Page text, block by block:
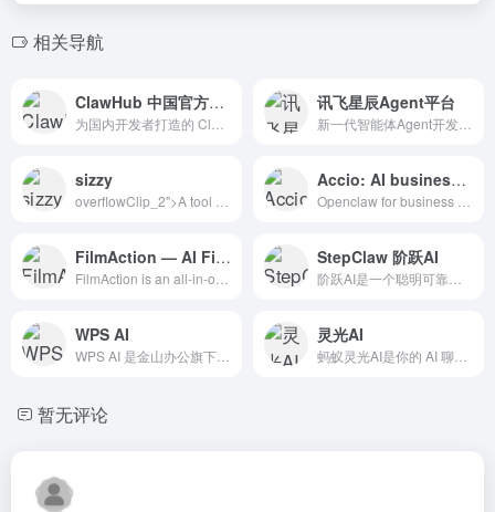
相关导航
ClawHub 中国官方镜像站 讯飞星辰Agent平台
sizzy Accio: AI business agent
FilmAction — AI Film Studio StepClaw 阶跃AI
WPS AI 灵光AI
暂无评论